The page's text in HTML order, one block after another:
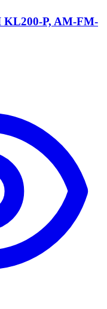
P, AM-FM-